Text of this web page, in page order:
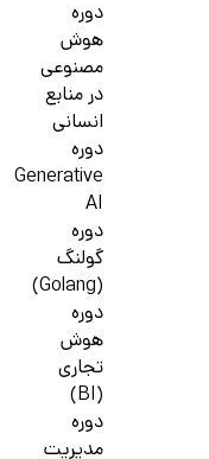
دوره
هوش
مصنوعی
در منابع
انسانی
دوره
Generative
AI
دوره
گولنگ
(Golang)
دوره
هوش
تجاری
(BI)
دوره
مدیریت